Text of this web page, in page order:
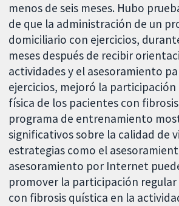
menos de seis meses. Hubo
de que la administración de un
domiciliario con ejercicios,
meses después de recibir
actividades y el asesoramiento
ejercicios, mejoró la
física de los pacientes con
programa de entrenamiento
significativos sobre la calidad de
estrategias como el
asesoramiento por Internet
promover la participación
con fibrosis quística en la